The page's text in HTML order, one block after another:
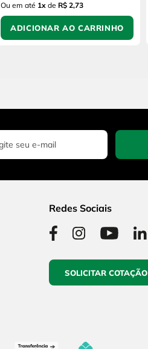
Ou em até 1x de R$ 2,73
ADICIONAR AO CARRINHO
Redes Sociais
SOLICITAR COTAÇÃO